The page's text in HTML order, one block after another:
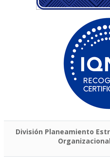
División Planeamiento